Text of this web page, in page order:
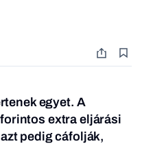
egyet. A
extra eljárási
pedig cáfolják,